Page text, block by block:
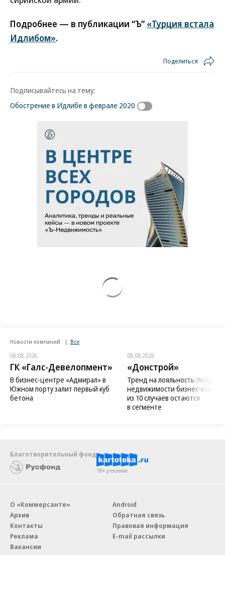
Подробнее — в публикации “Ъ” «Турция встала
Идлибом».
Поделиться
Подписывайтесь на тему:
Обострение в Идлибе в феврале 2020
Новости компаний Все
06.08.2026
ГК «Галс-Девелопмент»
В бизнес-центре «Адмирал» в
Южном порту залит первый куб
бетона
06.08.2026
«Донстрой»
Тренд на лояльность:
недвижимости бизнес-класса
из 10 случаев остаются
в сегменте
Благотворительный фонд
18+ реклама
О «Коммерсанте»
Архив
Контакты
Реклама
Вакансии
Android
Обратная связь
Правовая информация
E-mail рассылки